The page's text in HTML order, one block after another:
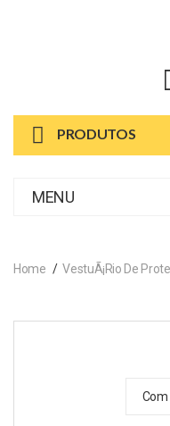
PRODUTOS
MENU
Home VestuÃ¡rio De